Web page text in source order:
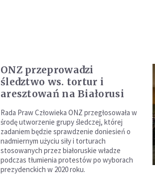
ONZ przeprowadzi
śledztwo ws. tortur i
aresztowań na Białorusi
Rada Praw Człowieka ONZ przegłosowała w
środę utworzenie grupy śledczej, której
zadaniem będzie sprawdzenie doniesień o
nadmiernym użyciu siły i torturach
stosowanych przez białoruskie władze
podczas tłumienia protestów po wyborach
prezydenckich w 2020 roku.